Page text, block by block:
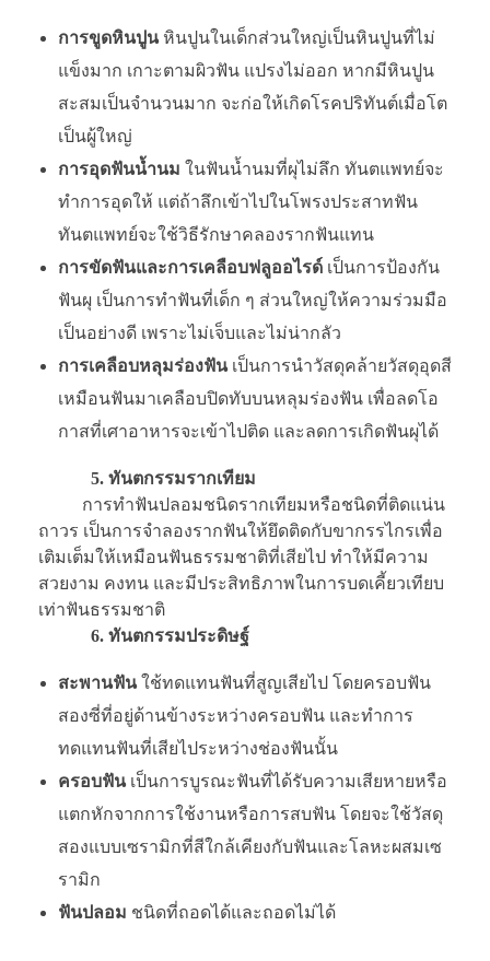
การขูดหินปูนหินปูนในเด็กส่วนใหญ่เป็นหินปูนที่ไม่
แข็งมาก เกาะตามผิวฟัน แปรงไม่ออก หากมีหินปูน
สะสมเป็นจำนวนมาก จะก่อให้เกิดโรคปริทันต์เมื่อโต
เป็นผู้ใหญ่
การอุดฟันน้ำนม ในฟันน้ำนมที่ผุไม่ลึก ทันตแพทย์จะ
ทำการอุดให้ แต่ถ้าลึกเข้าไปในโพรงประสาทฟัน
ทันตแพทย์จะใช้วิธีรักษาคลองรากฟันแทน
การขัดฟันและการเคลือบฟลูออไรด์ เป็นการป้องกัน
ฟันผุ เป็นการทำฟันที่เด็ก ๆ ส่วนใหญ่ให้ความร่วมมือ
เป็นอย่างดี เพราะไม่เจ็บและไม่น่ากลัว
การเคลือบหลุมร่องฟัน เป็นการนำวัสดุคล้ายวัสดุอุดสี
เหมือนฟันมาเคลือบปิดทับบนหลุมร่องฟัน เพื่อลดโอ
กาสที่เศาอาหารจะเข้าไปติด และลดการเกิดฟันผุได้
5. ทันตกรรมรากเทียม
การทำฟันปลอมชนิดรากเทียมหรือชนิดที่ติดแน่น
ถาวร เป็นการจำลองรากฟันให้ยึดติดกับขากรรไกรเพื่อ
เติมเต็มให้เหมือนฟันธรรมชาติที่เสียไป ทำให้มีความ
สวยงาม คงทน และมีประสิทธิภาพในการบดเคี้ยวเทียบ
เท่าฟันธรรมชาติ
6. ทันตกรรมประดิษฐ์
สะพานฟันใช้ทดแทนฟันที่สูญเสียไป โดยครอบฟัน
สองซี่ที่อยู่ด้านข้างระหว่างครอบฟัน และทำการ
ทดแทนฟันที่เสียไประหว่างช่องฟันนั้น
ครอบฟันเป็นการบูรณะฟันที่ได้รับความเสียหายหรือ
แตกหักจากการใช้งานหรือการสบฟัน โดยจะใช้วัสดุ
สองแบบเซรามิกที่สีใกล้เคียงกับฟันและโลหะผสมเซ
รามิก
ฟันปลอม ชนิดที่ถอดได้และถอดไม่ได้